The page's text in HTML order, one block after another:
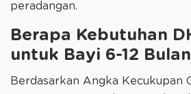
peradangan.
Berapa Kebutuhan
untuk Bayi 6-12
Berdasarkan Angka Kecukupan